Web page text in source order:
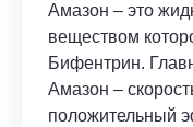
Амазон – это
веществом
Бифентрин.
Амазон –
положительный